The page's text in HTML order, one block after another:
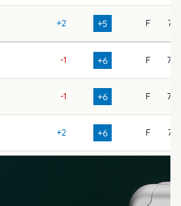
+2 +5 F 74
-1 +6 F 76
-1 +6 F 77
+2 +6 F 74